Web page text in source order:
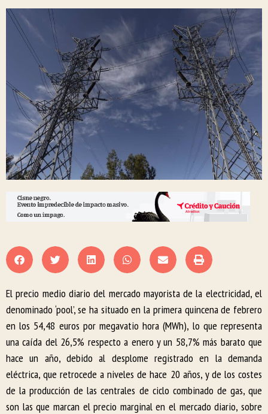
El precio medio diario del mercado mayorista de la electricidad, el
denominado ‘pool’, se ha situado en la primera quincena de febrero
en los 54,48 euros por megavatio hora (MWh), lo que representa
una caída del 26,5% respecto a enero y un 58,7% más barato que
hace un año, debido al desplome registrado en la demanda
eléctrica, que retrocede a niveles de hace 20 años, y de los costes
de la producción de las centrales de ciclo combinado de gas, que
son las que marcan el precio marginal en el mercado diario, sobre